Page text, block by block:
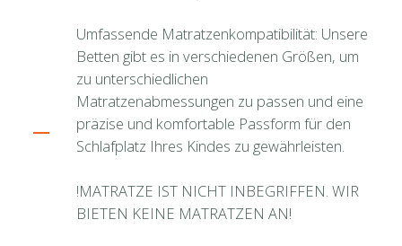
Umfassende Matratzenkompatibilität: Unsere
Betten gibt es in verschiedenen Größen, um
zu unterschiedlichen
Matratzenabmessungen zu passen und eine
präzise und komfortable Passform für den
Schlafplatz Ihres Kindes zu gewährleisten.
!MATRATZE IST NICHT INBEGRIFFEN. WIR
BIETEN KEINE MATRATZEN AN!